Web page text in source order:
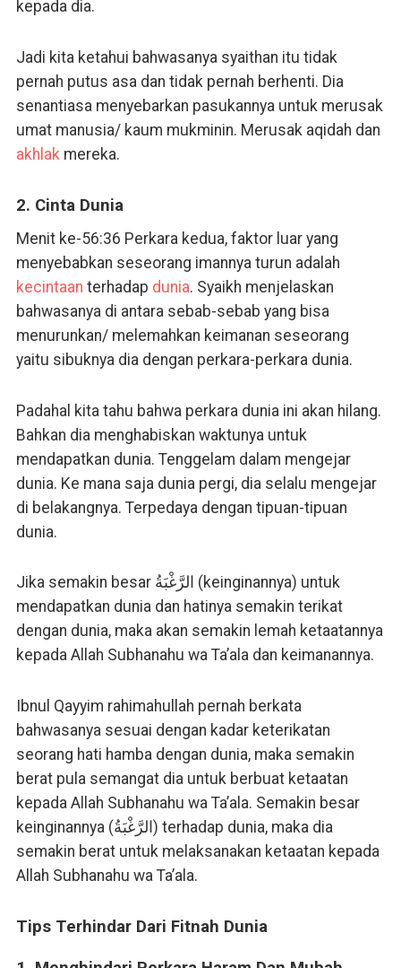
kepada dia.
Jadi kita ketahui bahwasanya syaithan itu tidak
pernah putus asa dan tidak pernah berhenti. Dia
senantiasa menyebarkan pasukannya untuk merusak
umat manusia/ kaum mukminin. Merusak aqidah dan
akhlakmereka.
2. Cinta Dunia
Menit ke-56:36 Perkara kedua, faktor luar yang
menyebabkan seseorang imannya turun adalah
kecintaan terhadap dunia. Syaikh menjelaskan
bahwasanya di antara sebab-sebab yang bisa
menurunkan/ melemahkan keimanan seseorang
yaitu sibuknya dia dengan perkara-perkara dunia.
Padahal kita tahu bahwa perkara dunia ini akan hilang.
Bahkan dia menghabiskan waktunya untuk
mendapatkan dunia. Tenggelam dalam mengejar
dunia. Ke mana saja dunia pergi, dia selalu mengejar
di belakangnya. Terpedaya dengan tipuan-tipuan
dunia.
Jika semakin besar الرَّغْبَةُ (keinginannya) untuk
mendapatkan dunia dan hatinya semakin terikat
dengan dunia, maka akan semakin lemah ketaatannya
kepada Allah Subhanahu wa Ta’ala dan keimanannya.
Ibnul Qayyim rahimahullah pernah berkata
bahwasanya sesuai dengan kadar keterikatan
seorang hati hamba dengan dunia, maka semakin
berat pula semangat dia untuk berbuat ketaatan
kepada Allah Subhanahu wa Ta’ala. Semakin besar
keinginannya (الرَّغْبَةُ) terhadap dunia, maka dia
semakin berat untuk melaksanakan ketaatan kepada
Allah Subhanahu wa Ta’ala.
Tips Terhindar Dari Fitnah Dunia